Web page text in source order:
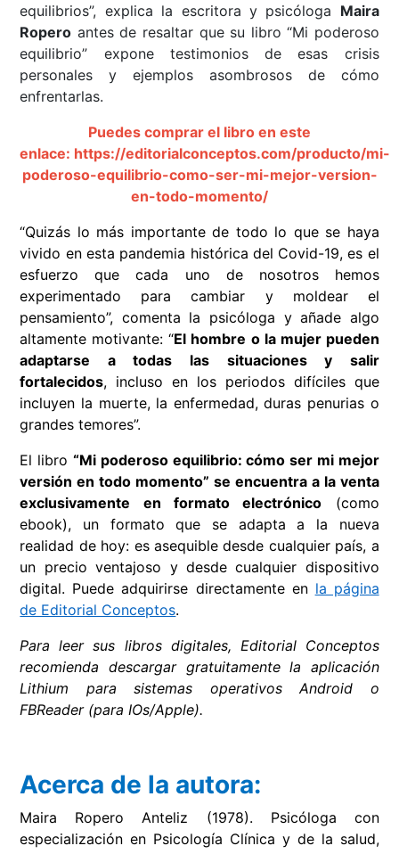
equilibrios”, explica la escritora y psicóloga Maira
Ropero antes de resaltar que su libro “Mi poderoso
equilibrio” expone testimonios de esas crisis
personales y ejemplos asombrosos de cómo
enfrentarlas.
Puedes comprar el libro en este
enlace: https://editorialconceptos.com/producto/mi-
poderoso-equilibrio-como-ser-mi-mejor-version-
en-todo-momento/
“Quizás lo más importante de todo lo que se haya
vivido en esta pandemia histórica del Covid-19, es el
esfuerzo que cada uno de nosotros hemos
experimentado para cambiar y moldear el
pensamiento”, comenta la psicóloga y añade algo
altamente motivante: “El hombre o la mujer pueden
adaptarse a todas las situaciones y salir
fortalecidos, incluso en los periodos difíciles que
incluyen la muerte, la enfermedad, duras penurias o
grandes temores”.
El libro “Mi poderoso equilibrio: cómo ser mi mejor
versión en todo momento” se encuentra a la venta
exclusivamente en formato electrónico (como
ebook), un formato que se adapta a la nueva
realidad de hoy: es asequible desde cualquier país, a
un precio ventajoso y desde cualquier dispositivo
digital. Puede adquirirse directamente en la página
de Editorial Conceptos.
Para leer sus libros digitales, Editorial Conceptos
recomienda descargar gratuitamente la aplicación
Lithium para sistemas operativos Android o
FBReader (para IOs/Apple).
Acerca de la autora:
Maira Ropero Anteliz (1978). Psicóloga con
especialización en Psicología Clínica y de la salud,